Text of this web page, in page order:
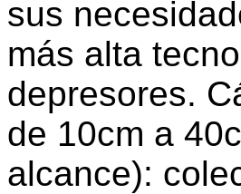
sus
más alta
depresores.
de 10cm a
alcance):